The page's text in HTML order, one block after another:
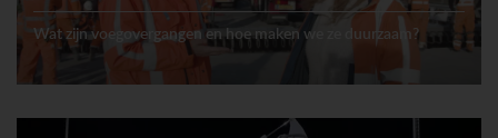
Wat zijn voegovergangen en hoe maken we ze duurzaam?